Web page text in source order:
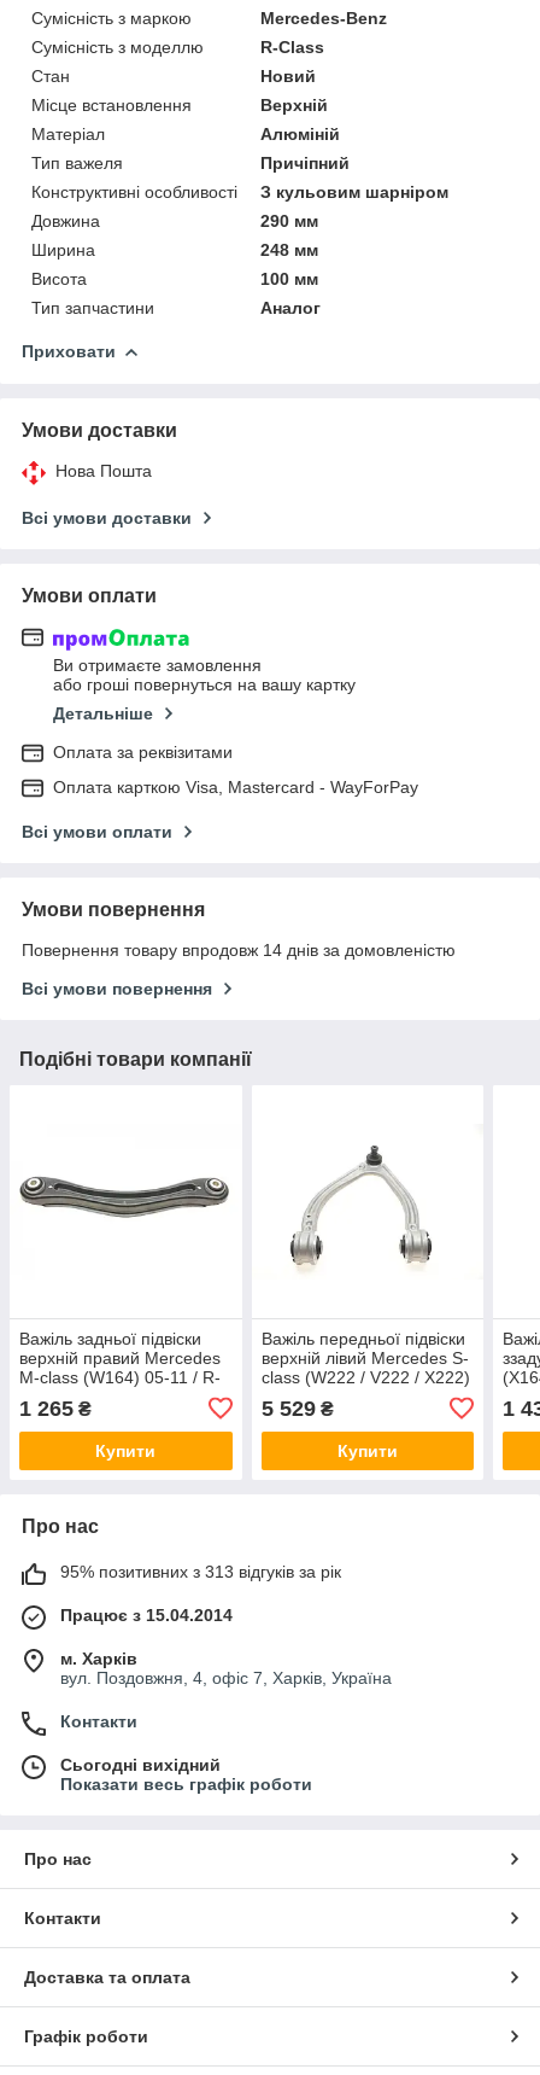
Сумісність з маркою
Mercedes-Benz
Сумісність з моделлю
R-Class
Стан
Новий
Місце встановлення
Верхній
Матеріал
Алюміній
Тип важеля
Причіпний
Конструктивні особливості
З кульовим шарніром
Довжина
290 мм
Ширина
248 мм
Висота
100 мм
Тип запчастини
Аналог
Приховати
Умови доставки
Нова Пошта
Всі умови доставки
Умови оплати
Ви отримаєте замовлення
або гроші повернуться на вашу картку
Детальніше
Оплата за реквізитами
Оплата карткою Visa, Mastercard - WayForPay
Всі умови оплати
Умови повернення
Повернення товару впродовж 14 днів за домовленістю
Всі умови повернення
Подібні товари компанії
Важіль задньої підвіски
верхній правий Mercedes
M-class (W164) 05-11 / R-
(X164) 05-14 Asmetal
30MR4791
1 265 ₴
Купити
Важіль передньої підвіски
верхній лівий Mercedes S-
class (W222 / V222 / X222)
5 529₴
Купити
1
Про нас
95% позитивних з 313 відгуків за рік
Працює з 15.04.2014
м. Харків
вул. Поздовжня, 4, офіс 7, Харків, Україна
Контакти
Сьогодні вихідний
Показати весь графік роботи
Про нас
Контакти
Доставка та оплата
Графік роботи